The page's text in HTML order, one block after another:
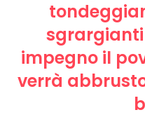
sgrargianti
impegno il
verrà